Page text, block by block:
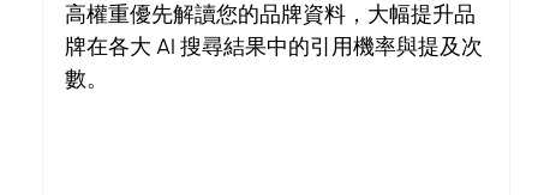
高權重優先解讀您的品牌資料，大幅提升品
牌在各大 AI 搜尋結果中的引用機率與提及次
數。